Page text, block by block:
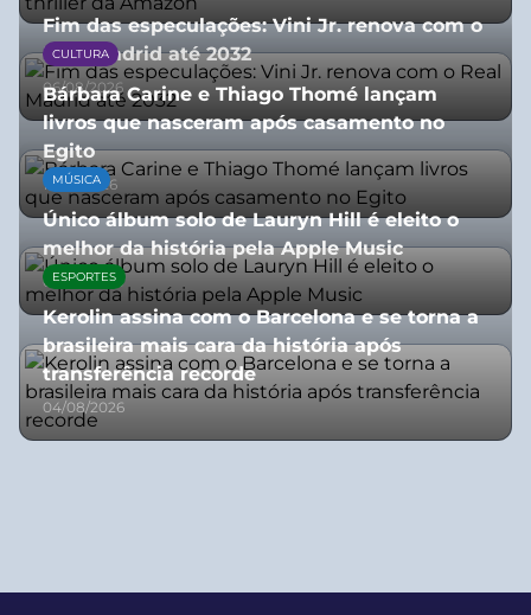
Fim das especulações: Vini Jr. renova com o
Real Madrid até 2032
06/08/2026
CULTURA
Bárbara Carine e Thiago Thomé lançam
livros que nasceram após casamento no
Egito
10/07/2026
MÚSICA
Único álbum solo de Lauryn Hill é eleito o
melhor da história pela Apple Music
06/08/2026
ESPORTES
Kerolin assina com o Barcelona e se torna a
brasileira mais cara da história após
transferência recorde
04/08/2026